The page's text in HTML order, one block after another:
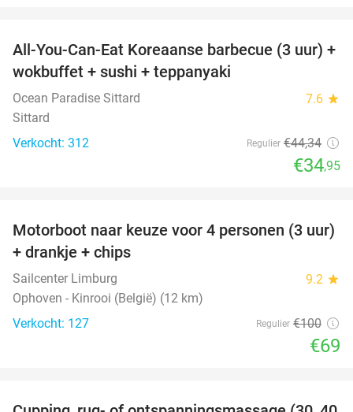
21%
All-You-Can-Eat Koreaanse barbecue (3 uur) +
wokbuffet + sushi + teppanyaki
Ocean Paradise Sittard 7.6 star
Sittard
Verkocht: 312
Regulier €44,34
€34,95
31%
Motorboot naar keuze voor 4 personen (3 uur)
+ drankje + chips
Sailcenter Limburg 9.2 star
Ophoven - Kinrooi (België) (12 km)
Verkocht: 127
Regulier €100
€69